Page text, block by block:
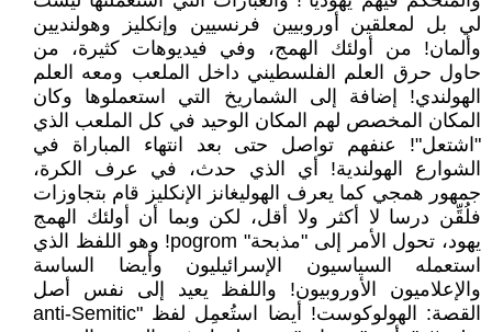
لي بل لمعلقين أوروبيين فرنسيين وإنكليز وهولنديين
وألمان! من أولئك الهمج، وفي فيديوهات كثيرة، من
حاول حرق العلم الفلسطيني داخل الملعب ومعه العلم
الهولندي! إضافة إلى الشماريخ التي استعملوها وكان
المكان المخصص لهم المكان الوحيد في كل الملعب الذي
"اشتعل"! عنفهم تواصل حتى بعد انتهاء المباراة في
الشوارع الهولندية! أي الذي حدث، في عرف الكرة،
جمهور همجي كما يعرف الهوليغانز الإنكليز قام بتجاوزات
فلُقِّن درسا لا أكثر ولا أقل، لكن وبما أن أولئك الهمج
يهود، تحول الأمر إلى "مذبحة" pogrom! وهو اللفظ الذي
استعمله السياسيون الإسرائيليون وأيضا الساسة
والإعلاميون الأوروبيون! واللفظ يعيد إلى نفس أصل
القصة: الهولوكوست! أيضا استُعمِل لفظ "anti-Semitic